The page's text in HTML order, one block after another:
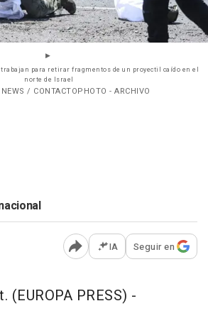
para retirar fragmentos de un proyectil caído en el
norte de Israel
/ CONTACTOPHOTO - ARCHIVO
Abrir opciones para
IA Seguir en
(EUROPA PRESS) -